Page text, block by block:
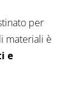
per
materiali è
e